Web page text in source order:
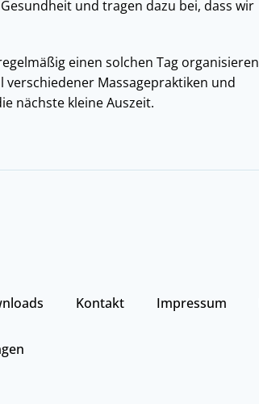
und tragen dazu bei, dass wir
einen solchen Tag organisieren
Massagepraktiken und
nächste kleine Auszeit.
Kontakt Impressum